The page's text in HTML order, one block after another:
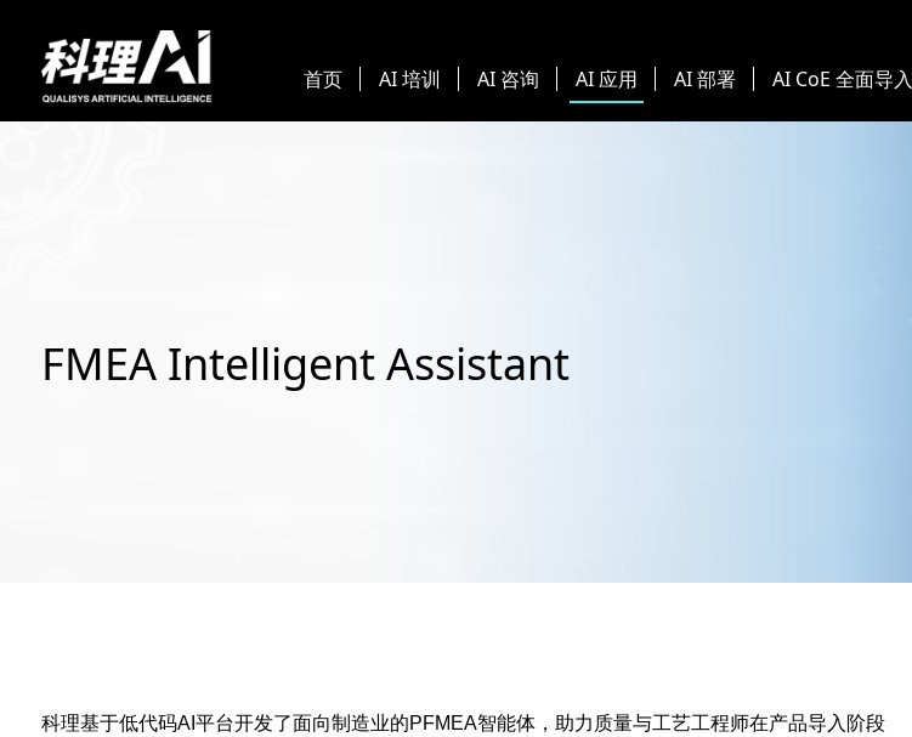
首页 AI 培训 AI 咨询 AI 应用 AI 部署 AI CoE 全面导入
FMEA Intelligent Assistant
科理基于低代码AI平台开发了面向制造业的PFMEA智能体，助力质量与工艺工程师在产品导入阶段